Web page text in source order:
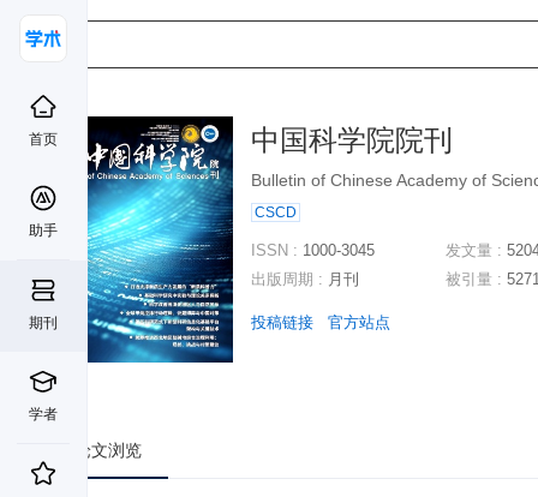
首页
助手
期刊
学者
中国科学院院刊
Bulletin of Chinese Academy of
CSCD
ISSN : 1000-3045
出版周期 : 月刊
发文量 :
被引量 :
投稿链接 官方站点
论文浏览